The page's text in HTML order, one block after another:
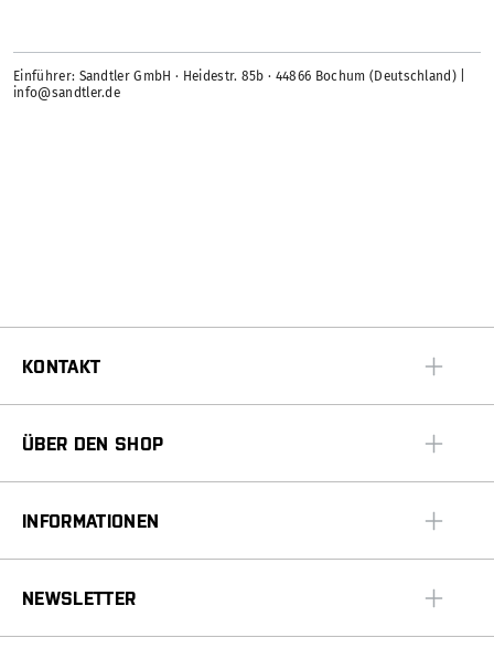
Einführer: Sandtler GmbH · Heidestr. 85b · 44866 Bochum (Deutschland) |
info@sandtler.de
KONTAKT
ÜBER DEN SHOP
INFORMATIONEN
NEWSLETTER